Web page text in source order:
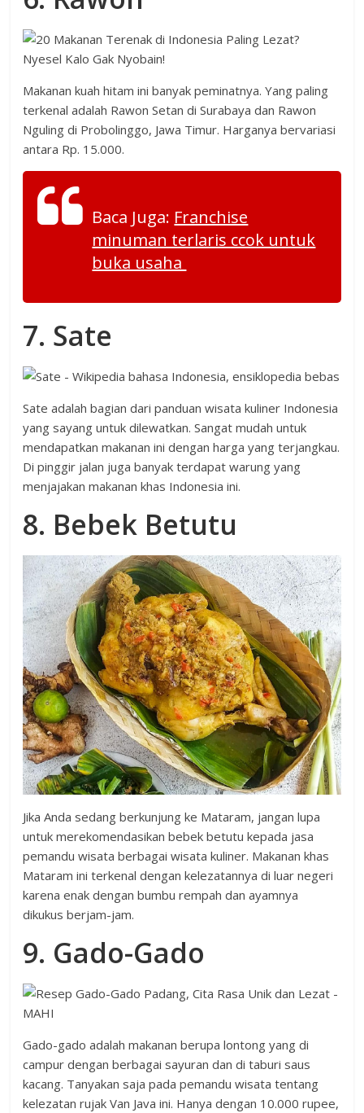
Makanan kuah hitam ini banyak peminatnya. Yang paling
terkenal adalah Rawon Setan di Surabaya dan Rawon
Nguling di Probolinggo, Jawa Timur. Harganya bervariasi
antara Rp. 15.000.
Baca Juga: Franchise
minuman terlaris ccok untuk
buka usaha
7. Sate
Sate adalah bagian dari panduan wisata kuliner Indonesia
yang sayang untuk dilewatkan. Sangat mudah untuk
mendapatkan makanan ini dengan harga yang terjangkau.
Di pinggir jalan juga banyak terdapat warung yang
menjajakan makanan khas Indonesia ini.
8. Bebek Betutu
Jika Anda sedang berkunjung ke Mataram, jangan lupa
untuk merekomendasikan bebek betutu kepada jasa
pemandu wisata berbagai wisata kuliner. Makanan khas
Mataram ini terkenal dengan kelezatannya di luar negeri
karena enak dengan bumbu rempah dan ayamnya
dikukus berjam-jam.
9. Gado-Gado
Gado-gado adalah makanan berupa lontong yang di
campur dengan berbagai sayuran dan di taburi saus
kacang. Tanyakan saja pada pemandu wisata tentang
kelezatan rujak Van Java ini. Hanya dengan 10.000 rupee,